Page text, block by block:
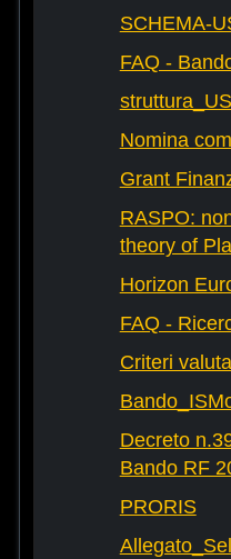
SCHEMA-
FAQ -
Nomina
Grant
RASPO:
theory of
Horizon
FAQ -
Criteri
Decreto
Bando RF
PRORIS